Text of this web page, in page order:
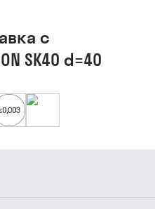
с
SK40 d=40